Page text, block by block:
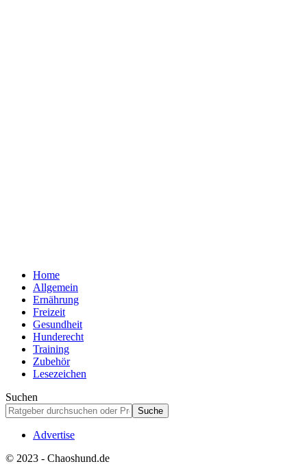
Home
Allgemein
Ernährung
Freizeit
Gesundheit
Hunderecht
Training
Zubehör
Lesezeichen
Suchen
Advertise
© 2023 - Chaoshund.de